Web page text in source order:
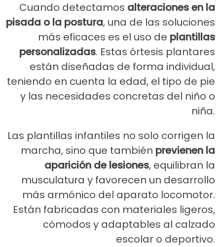
Cuando detectamos alteraciones en la
pisada o la postura, una de las soluciones
más eficaces es el uso de plantillas
personalizadas. Estas órtesis plantares
están diseñadas de forma individual,
teniendo en cuenta la edad, el tipo de pie
y las necesidades concretas del niño o
niña.
Las plantillas infantiles no solo corrigen la
marcha, sino que también previenen la
aparición de lesiones, equilibran la
musculatura y favorecen un desarrollo
más armónico del aparato locomotor.
Están fabricadas con materiales ligeros,
cómodos y adaptables al calzado
escolar o deportivo.